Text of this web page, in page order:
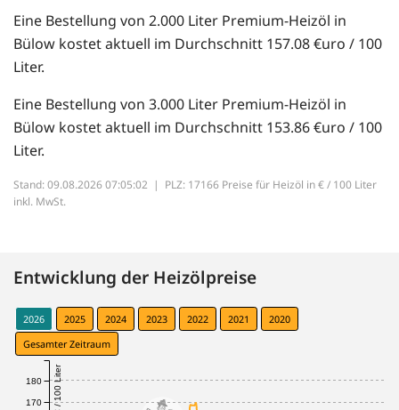
Eine Bestellung von 2.000 Liter Premium-Heizöl in
Bülow kostet aktuell im Durchschnitt 157.08 €uro / 100
Liter.
Eine Bestellung von 3.000 Liter Premium-Heizöl in
Bülow kostet aktuell im Durchschnitt 153.86 €uro / 100
Liter.
Stand: 09.08.2026 07:05:02 | PLZ: 17166 Preise für Heizöl in € / 100 Liter
inkl. MwSt.
Entwicklung der Heizölpreise
2026 2025 2024 2023 2022 2021
2020
Gesamter Zeitraum
€ / 100 Liter
170
180